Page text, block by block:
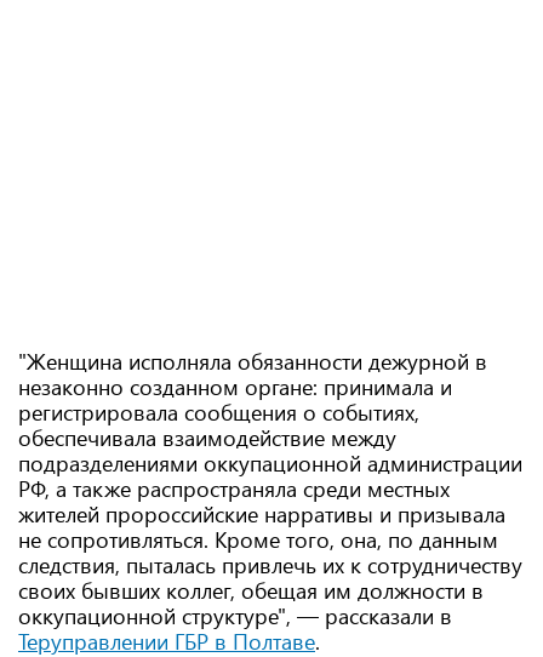
"Женщина исполняла обязанности дежурной в
незаконно созданном органе: принимала и
регистрировала сообщения о событиях,
обеспечивала взаимодействие между
подразделениями оккупационной администрации
РФ, а также распространяла среди местных
жителей пророссийские нарративы и призывала
не сопротивляться. Кроме того, она, по данным
следствия, пыталась привлечь их к сотрудничеству
своих бывших коллег, обещая им должности в
оккупационной структуре", — рассказали в
Теруправлении ГБР в Полтаве.